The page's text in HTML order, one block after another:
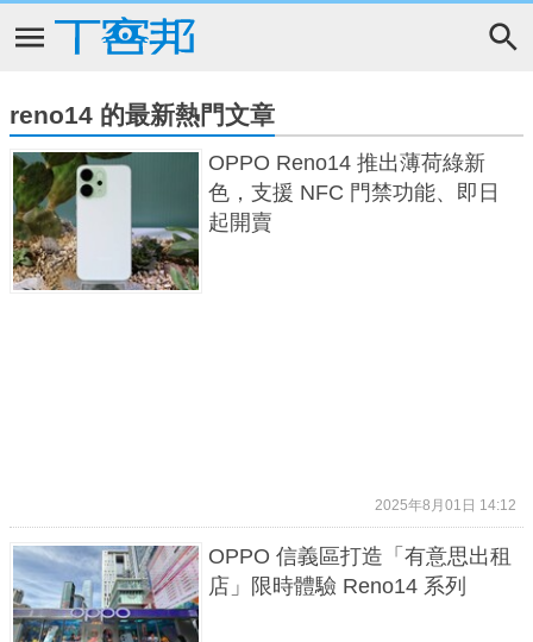
reno14 的最新熱門文章
OPPO Reno14 推出薄荷綠新
色，支援 NFC 門禁功能、即日
起開賣
2025年8月01日 14:12
OPPO 信義區打造「有意思出租
店」限時體驗 Reno14 系列